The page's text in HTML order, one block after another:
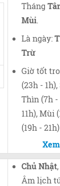
Tháng
Mùi.
Là ngày:
Trừ
Giờ tốt
(23h -
Thìn (7h -
11h), Mùi
(19h - 21h)
Chủ Nhật
Âm lịch